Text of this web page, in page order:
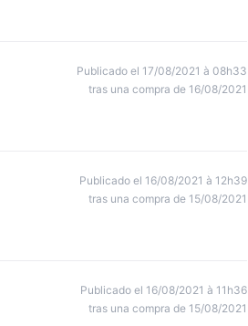
Publicado el 17/08/2021 à 08h33
tras una compra de 16/08/2021
Publicado el 16/08/2021 à 12h39
tras una compra de 15/08/2021
Publicado el 16/08/2021 à 11h36
tras una compra de 15/08/2021